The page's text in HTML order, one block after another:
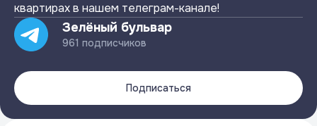
квартирах в нашем телеграм-канале!
Зелёный бульвар
961 подписчиков
Подписаться